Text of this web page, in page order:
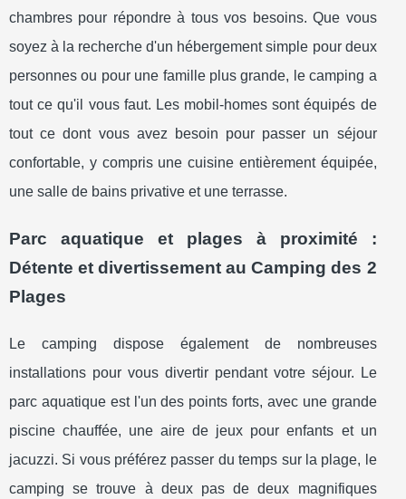
chambres pour répondre à tous vos besoins. Que vous
soyez à la recherche d'un hébergement simple pour deux
personnes ou pour une famille plus grande, le camping a
tout ce qu'il vous faut. Les mobil-homes sont équipés de
tout ce dont vous avez besoin pour passer un séjour
confortable, y compris une cuisine entièrement équipée,
une salle de bains privative et une terrasse.
Parc aquatique et plages à proximité :
Détente et divertissement au Camping des 2
Plages
Le camping dispose également de nombreuses
installations pour vous divertir pendant votre séjour. Le
parc aquatique est l'un des points forts, avec une grande
piscine chauffée, une aire de jeux pour enfants et un
jacuzzi. Si vous préférez passer du temps sur la plage, le
camping se trouve à deux pas de deux magnifiques